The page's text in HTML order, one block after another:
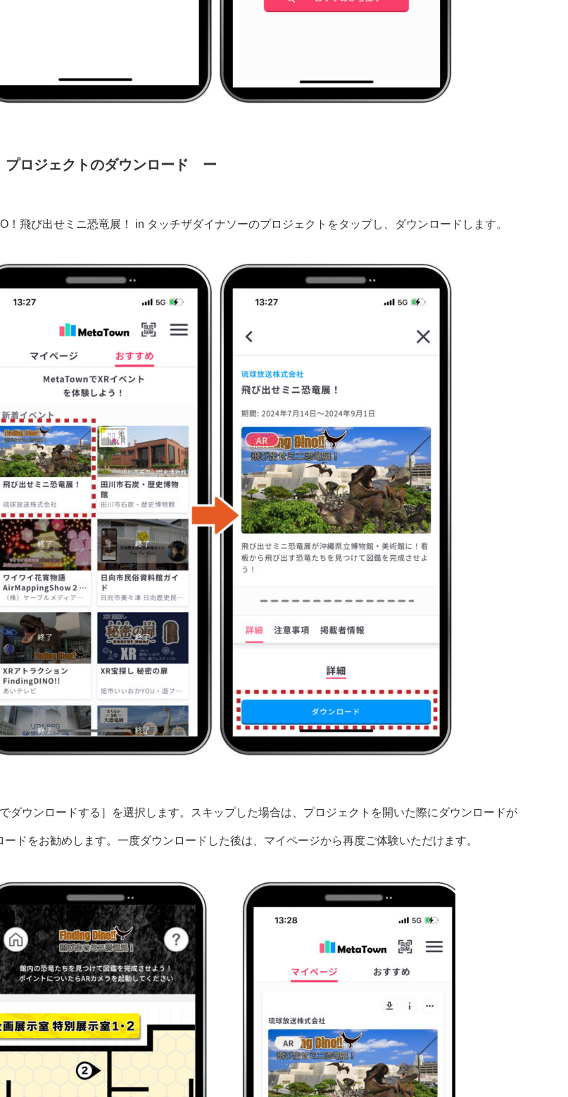
プロジェクトのダウンロード ー
飛び出せミニ恐竜展！ in タッチザダイナソーのプロジェクトをタップし、ダウンロードします。
ダウンロードする］を選択します。スキップした場合は、プロジェクトを開いた際にダウンロードが
ドをお勧めします。一度ダウンロードした後は、マイページから再度ご体験いただけます。